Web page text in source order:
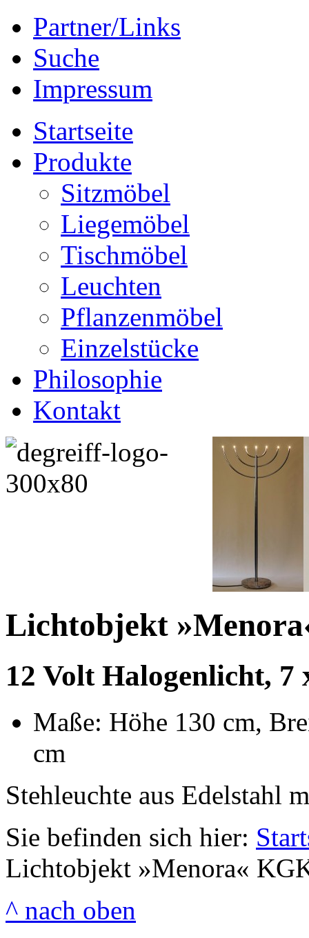
Partner/Links
Suche
Impressum
Startseite
Produkte
Sitzmöbel
Liegemöbel
Tischmöbel
Leuchten
Pflanzenmöbel
Einzelstücke
Philosophie
Kontakt
Lichtobjekt
12 Volt Halogenlicht,
Maße: Höhe 130 cm,
cm
Stehleuchte aus Edelstahl
Sie befinden sich hier:
Lichtobjekt »Menora«
^ nach oben